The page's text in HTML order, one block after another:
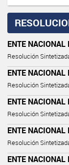
ENTE NACIONAL
Resolución
ENTE NACIONAL
Resolución
ENTE NACIONAL
Resolución
ENTE NACIONAL
Resolución
ENTE NACIONAL